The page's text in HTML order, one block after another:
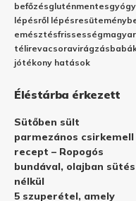
befőzésgluténmentes
lépésről lépésresütemény
emésztésfrissesség
télirevacsoravirágzás
jótékony hatások
Éléstárba érkezett
Sütőben sült
parmezános csirkemell
recept – Ropogós
bundával, olajban sütés
nélkül
5 szuperétel, amely